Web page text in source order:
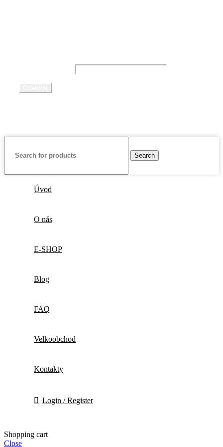
Search
Úvod
O nás
E-SHOP
Blog
FAQ
Velkoobchod
Kontakty
Login / Register
Shopping cart
Close